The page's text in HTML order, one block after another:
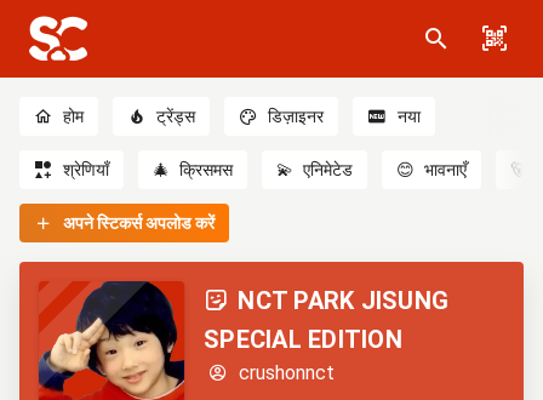
होम ट्रेंड्स डिज़ाइनर नया
श्रेणियाँ 🎄 क्रिसमस 💫 एनिमेटेड 😊 भावनाएँ 🐻
अपने स्टिकर्स अपलोड करें
NCT PARK JISUNG
SPECIAL EDITION
crushonnct